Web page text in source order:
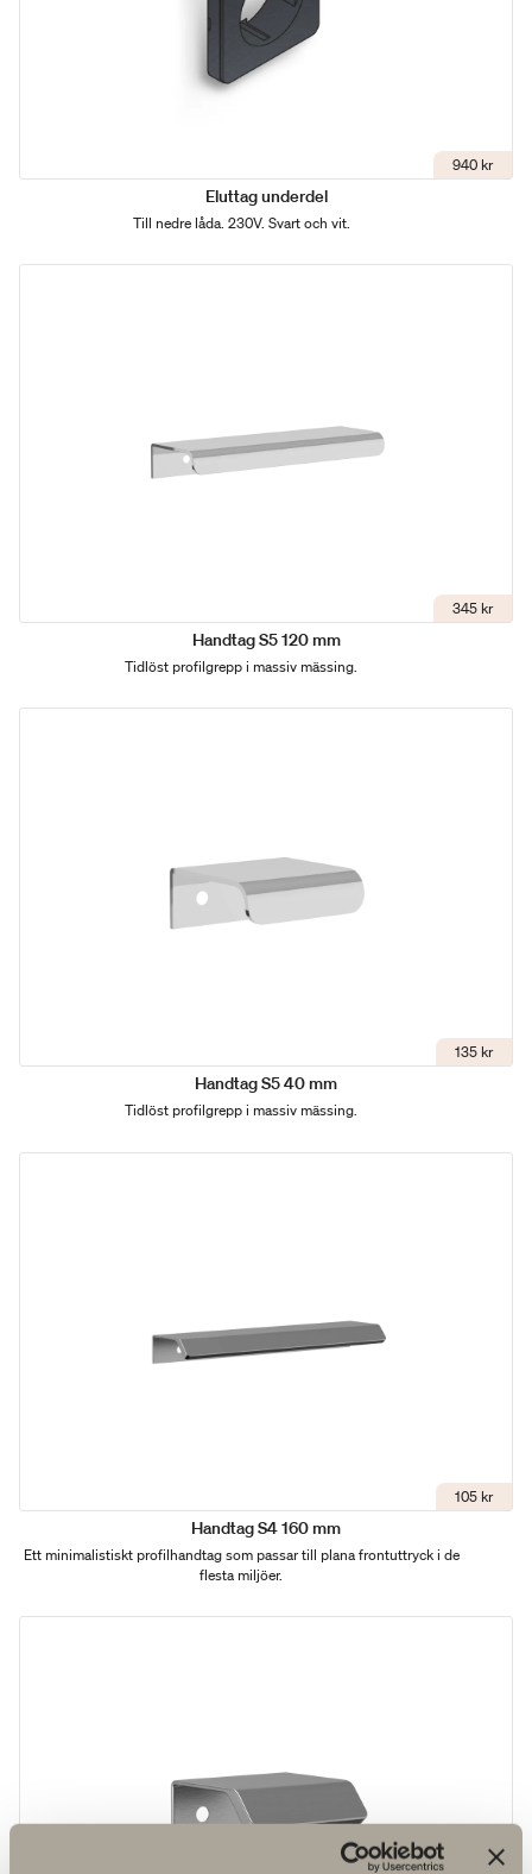
940 kr
Eluttag underdel
Till nedre låda. 230V. Svart och vit.
345 kr
Handtag S5 120 mm
Tidlöst profilgrepp i massiv mässing.
135 kr
Handtag S5 40 mm
Tidlöst profilgrepp i massiv mässing.
105 kr
Handtag S4 160 mm
Ett minimalistiskt profilhandtag som passar till plana frontuttryck i de
flesta miljöer.